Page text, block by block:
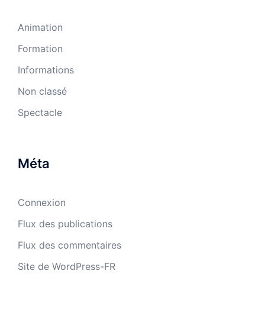
Animation
Formation
Informations
Non classé
Spectacle
Méta
Connexion
Flux des publications
Flux des commentaires
Site de WordPress-FR